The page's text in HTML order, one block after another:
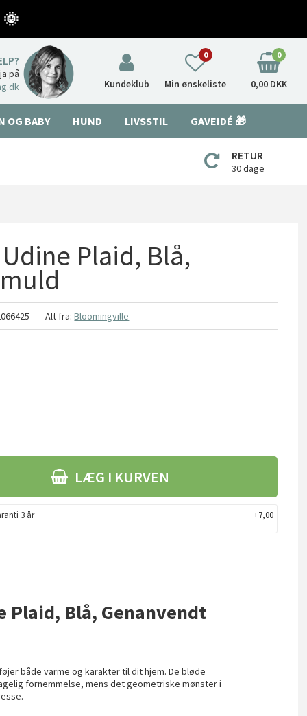
på
Kundeklub Min ønskeliste
0 0
0,00 DKK
OG BABY HUND LIVSSTIL GAVEIDÉ 🎁
RETUR
30 dage
Plaid, Blå,
Alt fra:Bloomingville
LÆG I KURVEN
3 år +7,00
Plaid, Blå, Genanvendt
både varme og karakter til dit hjem. De bløde
fornemmelse, mens det geometriske mønster i